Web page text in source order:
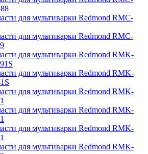
для мультиварки Redmond RMC-
для мультиварки Redmond RMC-
для мультиварки Redmond RMK-
для мультиварки Redmond RMK-
для мультиварки Redmond RMK-
для мультиварки Redmond RMK-
для мультиварки Redmond RMK-
для мультиварки Redmond RMK-